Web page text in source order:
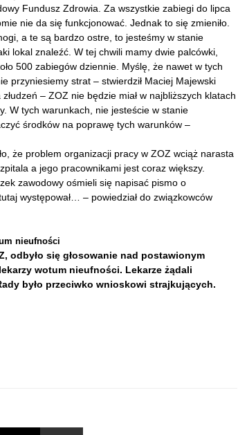
Fundusz Zdrowia. Za wszystkie zabiegi do lipca
nie da się funkcjonować. Jednak to się zmieniło.
a te są bardzo ostre, to jesteśmy w stanie
lokal znaleźć. W tej chwili mamy dwie palcówki,
500 zabiegów dziennie. Myślę, że nawet w tych
przyniesiemy strat – stwierdził Maciej Majewski
– ZOZ nie będzie miał w najbliższych klatach
W tych warunkach, nie jesteście w stanie
środków na poprawę tych warunków –
że problem organizacji pracy w ZOZ wciąż narasta
a jego pracownikami jest coraz większy.
zawodowy ośmieli się napisać pismo o
występował… – powiedział do związkowców
nieufności
odbyło się głosowanie nad postawionym
wotum nieufności. Lekarze żądali
było przeciwko wnioskowi strajkujących.